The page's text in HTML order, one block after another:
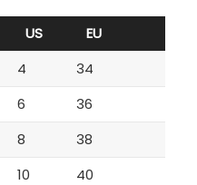
US
EU
4
34
6
36
8
38
10
40